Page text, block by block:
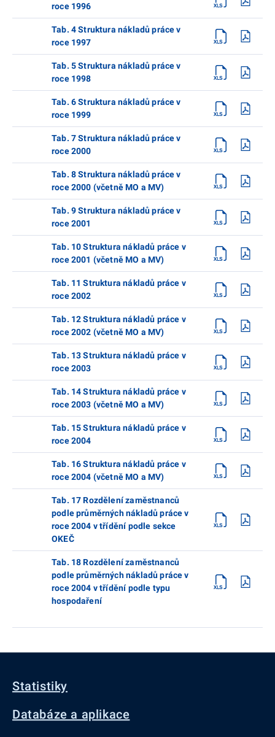
roce 1996
Tab. 4 Struktura nákladů práce v
roce 1997
Tab. 5 Struktura nákladů práce v
roce 1998
Tab. 6 Struktura nákladů práce v
roce 1999
Tab. 7 Struktura nákladů práce v
roce 2000
Tab. 8 Struktura nákladů práce v
roce 2000 (včetně MO a MV)
Tab. 9 Struktura nákladů práce v
roce 2001
Tab. 10 Struktura nákladů práce v
roce 2001 (včetně MO a MV)
Tab. 11 Struktura nákladů práce v
roce 2002
Tab. 12 Struktura nákladů práce v
roce 2002 (včetně MO a MV)
Tab. 13 Struktura nákladů práce v
roce 2003
Tab. 14 Struktura nákladů práce v
roce 2003 (včetně MO a MV)
Tab. 15 Struktura nákladů práce v
roce 2004
Tab. 16 Struktura nákladů práce v
roce 2004 (včetně MO a MV)
Tab. 17 Rozdělení zaměstnanců
podle průměrných nákladů práce v
roce 2004 v třídění podle sekce
OKEČ
Tab. 18 Rozdělení zaměstnanců
podle průměrných nákladů práce v
roce 2004 v třídění podle typu
hospodaření
Statistiky
Databáze a aplikace